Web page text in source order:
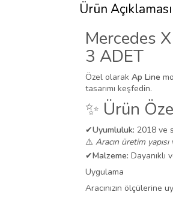
Ürün Açıklaması
Mercedes
3 ADET
Özel olarak Ap Line
tasarımı keşfedin.
✨ Ürün
✔Uyumluluk: 2018 ve
⚠️ Aracın üretim
✔Malzeme: Dayanıklı
Uygulama
Aracınızın ölçülerine